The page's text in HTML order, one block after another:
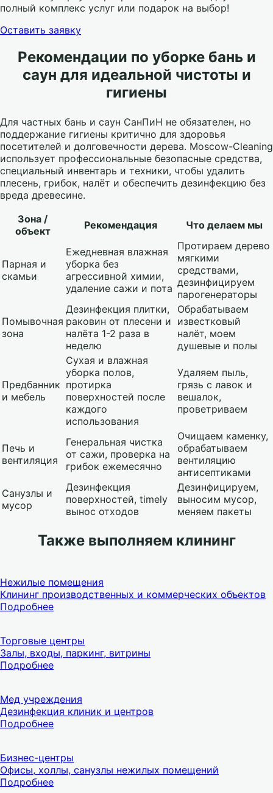
полный комплекс услуг или подарок на выбор!
Оставить заявку
Рекомендации по уборке бань и
саун для идеальной чистоты и
гигиены
Для частных бань и саун СанПиН не обязателен, но
поддержание гигиены критично для здоровья
посетителей и долговечности дерева. Moscow-Cleaning
использует профессиональные безопасные средства,
специальный инвентарь и техники, чтобы удалить
плесень, грибок, налёт и обеспечить дезинфекцию без
вреда древесине.
Зона /
объект
Рекомендация Что делаем мы
Парная и
скамьи
Ежедневная влажная
уборка без
агрессивной химии,
удаление сажи и пота
Протираем дерево
мягкими
средствами,
дезинфицируем
парогенераторы
Помывочная
зона
Дезинфекция плитки,
раковин от плесени и
налёта 1-2 раза в
неделю
Обрабатываем
известковый
налёт, моем
душевые и полы
Предбанник
и мебель
Сухая и влажная
уборка полов,
протирка
поверхностей после
каждого
использования
Удаляем пыль,
грязь с лавок и
вешалок,
проветриваем
Печь и
вентиляция
Генеральная чистка
от сажи, проверка на
грибок ежемесячно
Очищаем каменку,
обрабатываем
вентиляцию
антисептиками
Санузлы и
мусор
Дезинфекция
поверхностей, timely
вынос отходов
Дезинфицируем,
выносим мусор,
меняем пакеты
Также выполняем клининг
Нежилые помещения
Клининг производственных и коммерческих объектов
Подробнее
Торговые центры
Залы, входы, паркинг, витрины
Подробнее
Мед учреждения
Дезинфекция клиник и центров
Подробнее
Бизнес-центры
Офисы, холлы, санузлы нежилых помещений
Подробнее